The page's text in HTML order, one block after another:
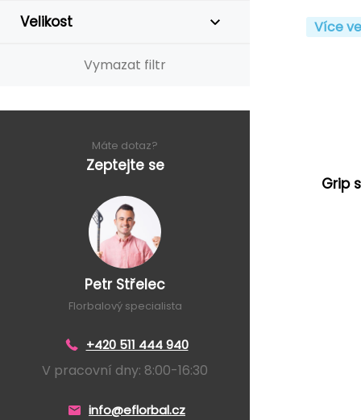
Velikost
Vymazat filtr
Máte dotaz?
Zeptejte se
Petr Střelec
Florbalový specialista
+420 511 444 940
V pracovní dny: 8:00-16:30
info@eflorbal.cz
Více
Grip